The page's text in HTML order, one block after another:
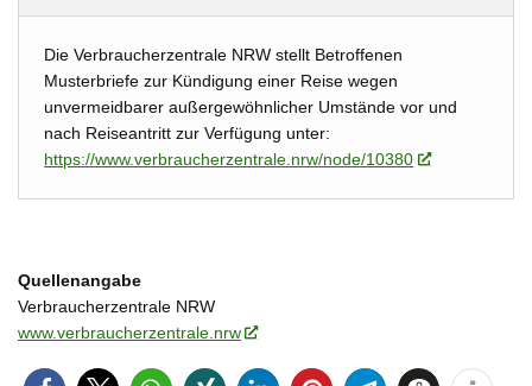
Die Verbraucherzentrale NRW stellt Betroffenen
Musterbriefe zur Kündigung einer Reise wegen
unvermeidbarer außergewöhnlicher Umstände vor und
nach Reiseantritt zur Verfügung unter:
https://www.verbraucherzentrale.nrw/node/10380
Quellenangabe
Verbraucherzentrale NRW
www.verbraucherzentrale.nrw